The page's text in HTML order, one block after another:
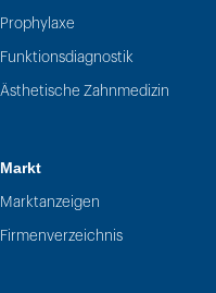
Prophylaxe
Funktionsdiagnostik
Ästhetische Zahnmedizin
Markt
Marktanzeigen
Firmenverzeichnis